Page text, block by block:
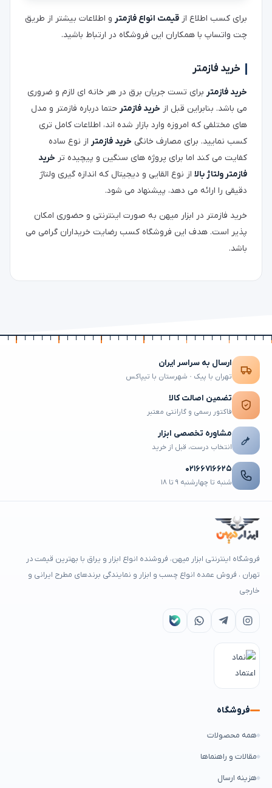
برای کسب اطلاع از قیمت انواع فازمتر و اطلاعات بیشتر از طریق
چت واتساپ با همکاران این فروشگاه در ارتباط باشید.
خرید فازمتر
خرید فازمتر برای تست جریان برق در هر خانه ای لازم و ضروری
می باشد. بنابراین قبل از خرید فازمتر حتما درباره فازمتر و مدل
های مختلفی که امروزه وارد بازار شده اند، اطلاعات کامل تری
کسب نمایید. برای مصارف خانگی خرید فازمتر از نوع ساده
کفایت می کند اما برای پروژه های سنگین و پیچیده تر خرید
فازمتر ولتاژ بالا از نوع القایی و دیجیتال که اندازه گیری ولتاژ
دقیقی را ارائه می دهد، پیشنهاد می شود.
خرید فازمتر در ابزار میهن به صورت اینترنتی و حضوری امکان
پذیر است. هدف این فروشگاه کسب رضایت خریداران گرامی می
باشد.
ارسال به سراسر ایران
تهران با پیک · شهرستان با تیپاکس
تضمین اصالت کالا
فاکتور رسمی و گارانتی معتبر
مشاوره تخصصی ابزار
انتخاب درست، قبل از خرید
۰۲۱۶۶۷۱۶۶۲۵
شنبه تا چهارشنبه ۹ تا ۱۸
فروشگاه اینترنتی ابزار میهن، فروشنده انواع ابزار و یراق با بهترین قیمت در
تهران ، فروش عمده انواع چسب و ابزار و نمایندگی برندهای مطرح ایرانی و
خارجی
فروشگاه
همه محصولات
مقالات و راهنماها
هزینه ارسال